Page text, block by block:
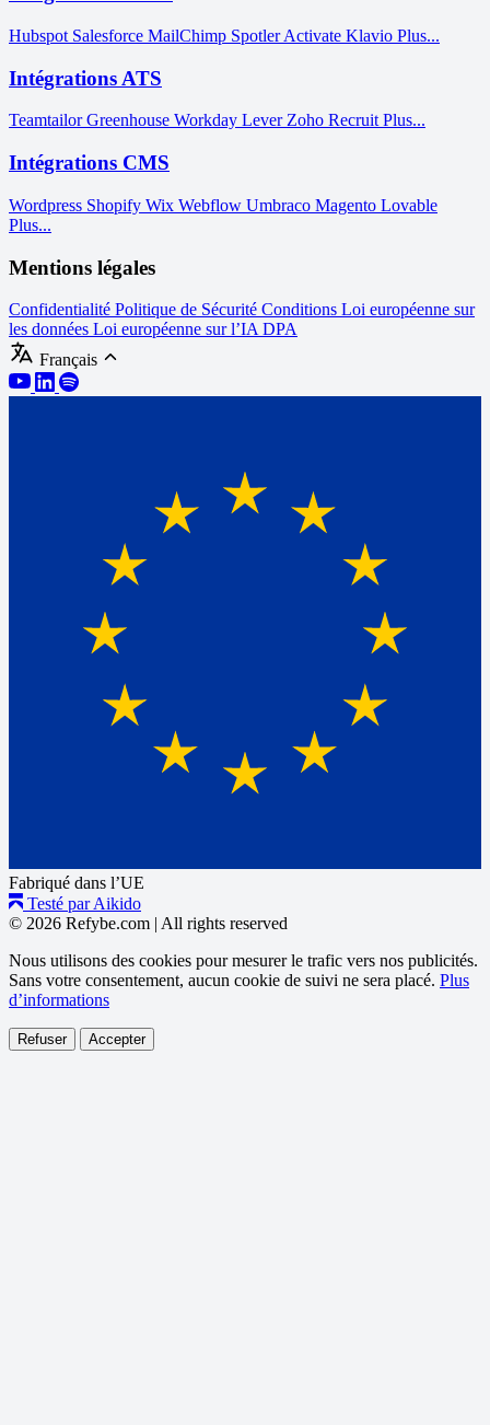
Hubspot Salesforce MailChimp Spotler Activate Klavio Plus...
Intégrations ATS
TeamtailorGreenhouse Workday Lever Zoho Recruit Plus...
Intégrations CMS
Wordpress Shopify Wix Webflow Umbraco Magento Lovable
Plus...
Mentions légales
Confidentialité Politique de Sécurité Conditions Loi européenne sur
les données Loi européenne sur l’IA DPA
Français
Fabriqué dans l’UE
Testé par Aikido
© 2026 Refybe.com | All rights reserved
Nous utilisons des cookies pour mesurer le trafic vers nos publicités.
Sans votre consentement, aucun cookie de suivi ne sera placé. Plus
d’informations
Refuser Accepter